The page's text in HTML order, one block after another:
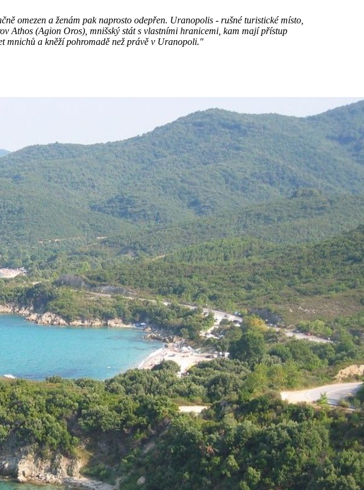
omezen a ženám pak naprosto odepřen. Uranopolis - rušné turistické místo,
Athos (Agion Oros), mnišský stát s vlastními hranicemi, kam mají přístup
mnichů a kněží pohromadě než právě v Uranopoli."